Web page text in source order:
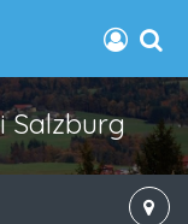
Salzburg